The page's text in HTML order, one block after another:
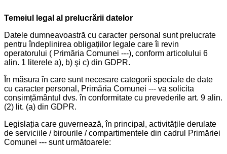
Temeiul legal al prelucrării datelor
Datele dumneavoastră cu caracter personal sunt prelucrate
pentru îndeplinirea obligațiilor legale care îi revin
operatorului ( Primăria Comunei ---), conform articolului 6
alin. 1 literele a), b) şi c) din GDPR.
În măsura în care sunt necesare categorii speciale de date
cu caracter personal, Primăria Comunei --- va solicita
consimțământul dvs. în conformitate cu prevederile art. 9 alin.
(2) lit. (a) din GDPR.
Legislația care guvernează, în principal, activitățile derulate
de serviciile / birourile / compartimentele din cadrul Primăriei
Comunei --- sunt următoarele: